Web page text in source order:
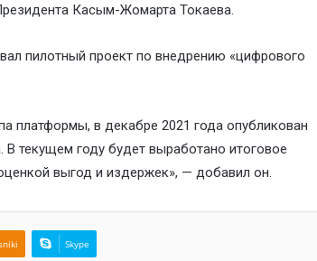
Касым-Жомарта Токаева.
пилотный проект по внедрению «цифрового
платформы, в декабре 2021 года опубликован
В текущем году будет выработано итоговое
выгод и издержек», — добавил он.
Skype